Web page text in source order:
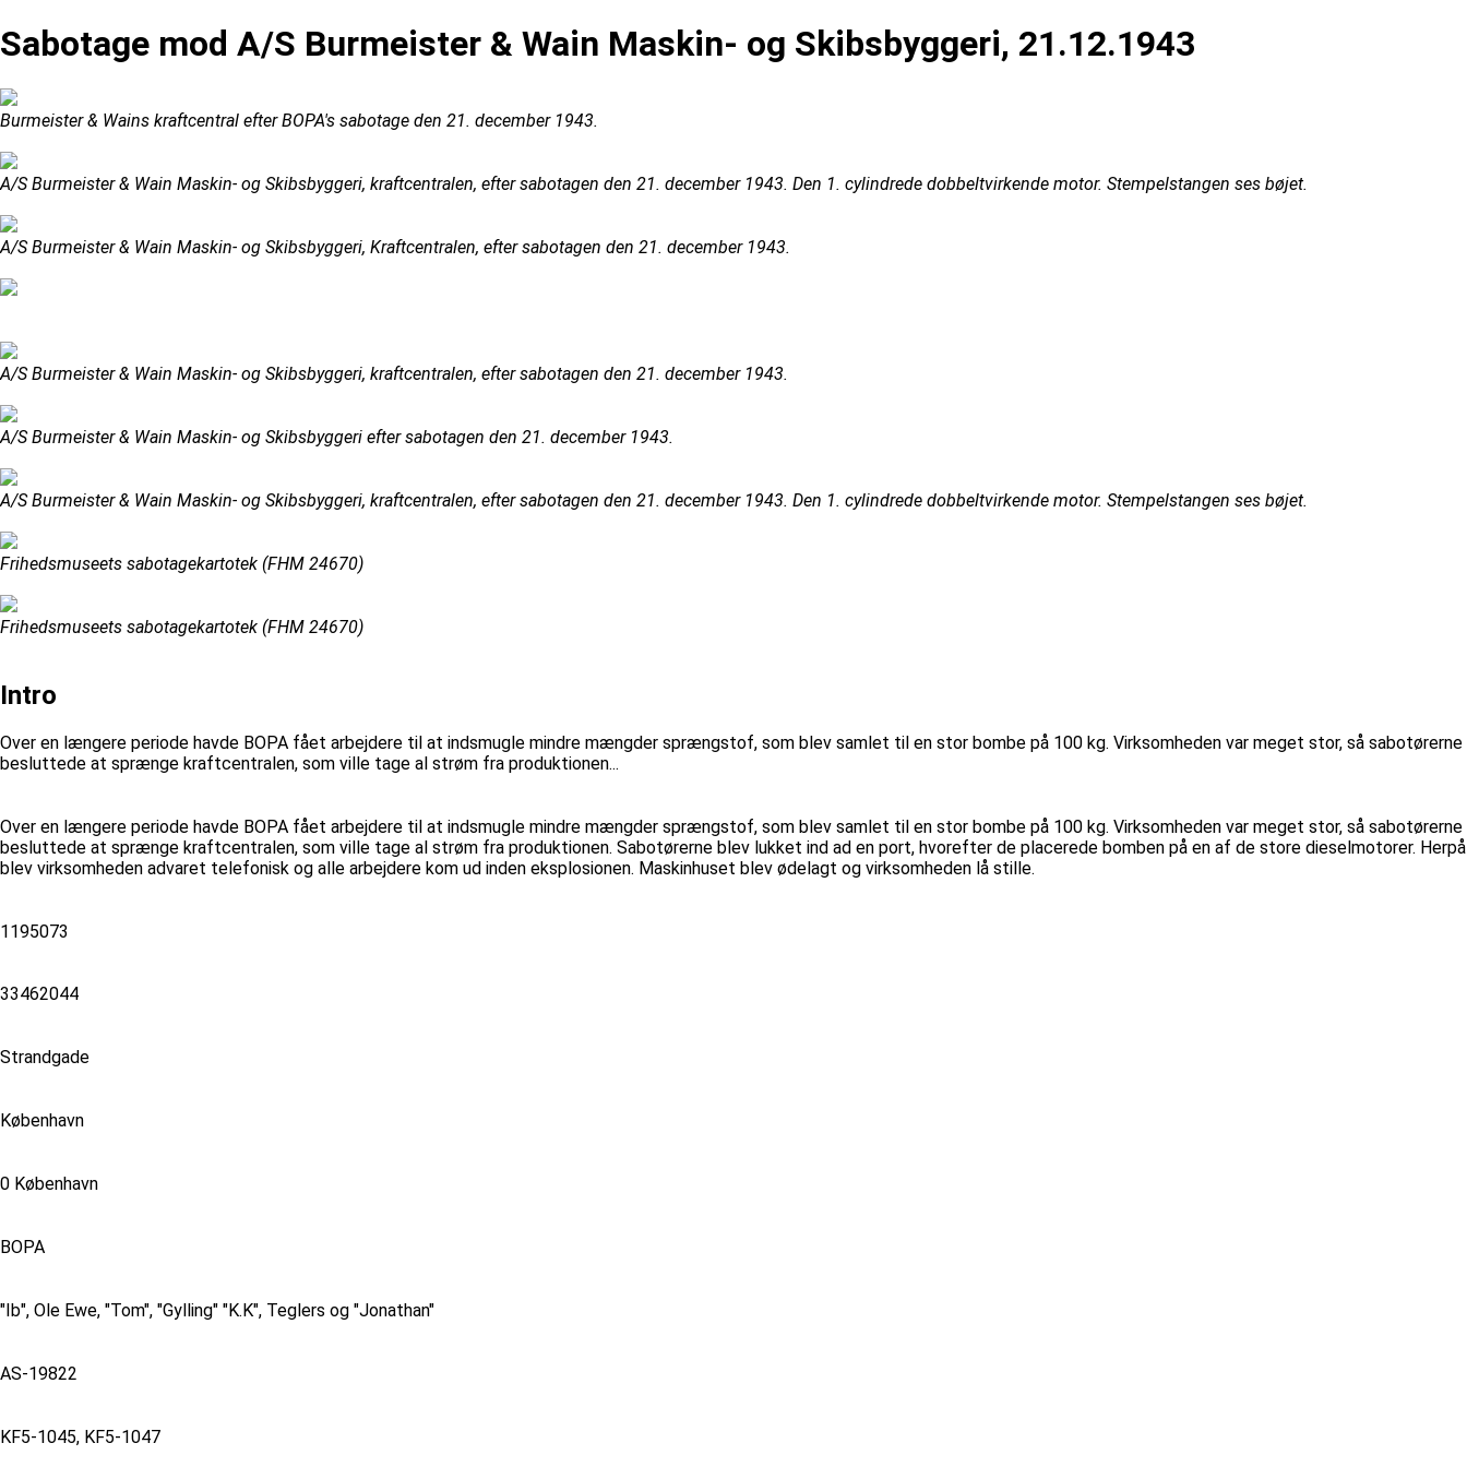
Sabotage mod A/S Burmeister & Wain Maskin- og Skibsbyggeri, 21.12.1943
Burmeister & Wains kraftcentral efter BOPA's sabotage den 21. december 1943.
A/S Burmeister & Wain Maskin- og Skibsbyggeri, kraftcentralen, efter sabotagen den 21. december 1943. Den 1. cylindrede dobbeltvirkende motor. Stempelstangen ses bøjet.
A/S Burmeister & Wain Maskin- og Skibsbyggeri, Kraftcentralen, efter sabotagen den 21. december 1943.
A/S Burmeister & Wain Maskin- og Skibsbyggeri, kraftcentralen, efter sabotagen den 21. december 1943.
A/S Burmeister & Wain Maskin- og Skibsbyggeri efter sabotagen den 21. december 1943.
A/S Burmeister & Wain Maskin- og Skibsbyggeri, kraftcentralen, efter sabotagen den 21. december 1943. Den 1. cylindrede dobbeltvirkende motor. Stempelstangen ses bøjet.
Frihedsmuseets sabotagekartotek (FHM 24670)
Frihedsmuseets sabotagekartotek (FHM 24670)
Intro
Over en længere periode havde BOPA fået arbejdere til at indsmugle mindre mængder sprængstof, som blev samlet til en stor bombe på 100 kg. Virksomheden var meget stor, så sabotørerne
besluttede at sprænge kraftcentralen, som ville tage al strøm fra produktionen...
Over en længere periode havde BOPA fået arbejdere til at indsmugle mindre mængder sprængstof, som blev samlet til en stor bombe på 100 kg. Virksomheden var meget stor, så sabotørerne
besluttede at sprænge kraftcentralen, som ville tage al strøm fra produktionen. Sabotørerne blev lukket ind ad en port, hvorefter de placerede bomben på en af de store dieselmotorer. Herpå
blev virksomheden advaret telefonisk og alle arbejdere kom ud inden eksplosionen. Maskinhuset blev ødelagt og virksomheden lå stille.
1195073
33462044
Strandgade
København
0 København
BOPA
"Ib", Ole Ewe, "Tom", "Gylling" "K.K", Teglers og "Jonathan"
AS-19822
KF5-1045, KF5-1047